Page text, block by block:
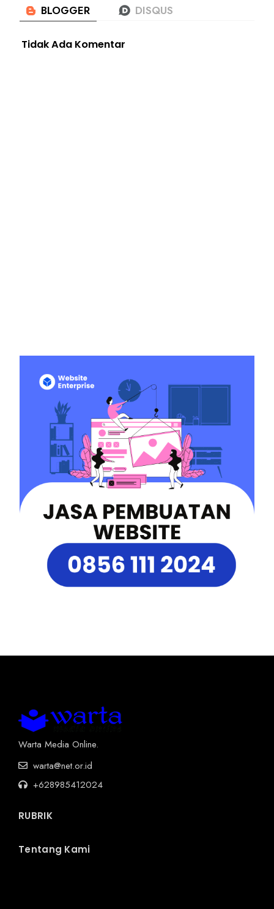
Tidak Ada Komentar
Warta Media Online.
warta@net.or.id
+628985412024
RUBRIK
Tentang Kami